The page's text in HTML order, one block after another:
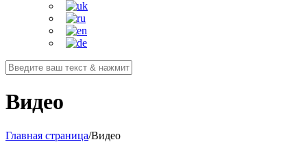
Видео
Главная страница/Видео